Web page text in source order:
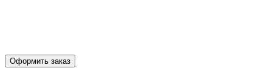
Оформить заказ